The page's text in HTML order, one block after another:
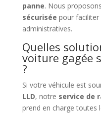
panne. Nous
sécurisée pour faciliter
administratives.
Quelles
voiture gagée
?
Si votre véhicule est
LLD, notre service de
prend en charge toutes